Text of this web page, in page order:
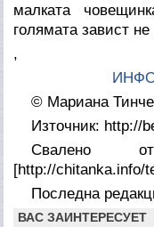
малката
голямата завист
,
© Мариана
Източник: http://
Свалено
[http://chitanka.info/
Последна